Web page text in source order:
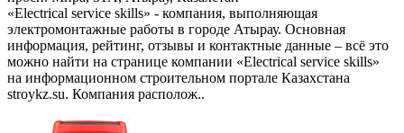
«Electrical service skills» - компания, выполняющая
электромонтажные работы в городе Атырау. Основная
информация, рейтинг, отзывы и контактные данные – всё это
можно найти на странице компании «Electrical service skills»
на информационном строительном портале Казахстана
stroykz.su. Компания располож..